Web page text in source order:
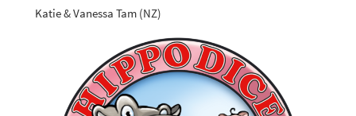
Katie & Vanessa Tam (NZ)